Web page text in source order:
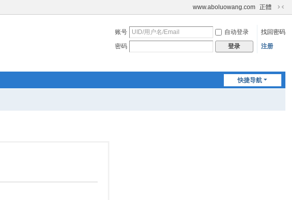
www.aboluowang.com 正體
切
到
账号 自动登录
找回密码
密码
登录 注册
快捷导航